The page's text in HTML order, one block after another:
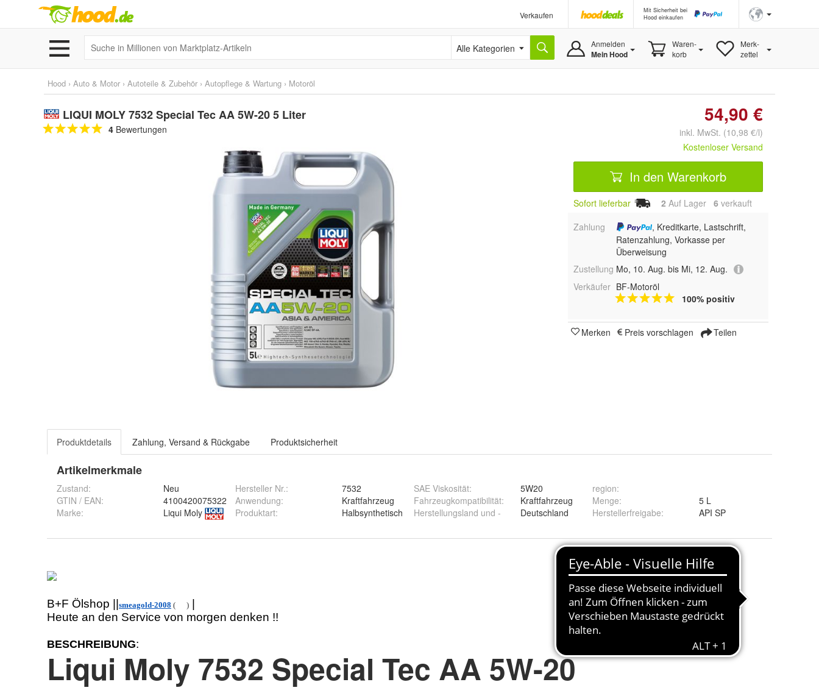
Verkaufen
Mit Sicherheit bei
Hood einkaufen
Alle Kategorien Anmelden
Mein Hood
Waren-
korb
Merk-
zettel
Hood › Auto & Motor › Autoteile & Zubehör › Autopflege & Wartung › Motoröl
LIQUI MOLY 7532 Special Tec AA 5W-20 5 Liter
4 Bewertungen
54,90 €
inkl. MwSt. (10,98 €/l)
Kostenloser Versand
In den Warenkorb
Sofort lieferbar 2 Auf Lager 6 verkauft
Zahlung
, Kreditkarte, Lastschrift,
Ratenzahlung, Vorkasse per
Überweisung
Zustellung Mo, 10. Aug. bis Mi, 12. Aug.
Verkäufer BF-Motoröl
100% positiv
Merken Preis vorschlagen Teilen
Produktdetails Zahlung, Versand & Rückgabe Produktsicherheit
Artikelmerkmale
Zustand:
Neu
GTIN / EAN:
4100420075322
Marke:
Liqui Moly
Hersteller Nr.:
7532
Anwendung:
Kraftfahrzeug
Produktart: Halbsynthetisch
SAE Viskosität:
5W20
Fahrzeugkompatibilität:
Kraftfahrzeug
Herstellungsland und -
region:
Deutschland
Menge:
5 L
Herstellerfreigabe: API SP